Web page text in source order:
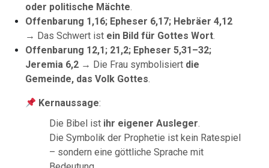
oder politische Mächte.
Offenbarung 1,16; Epheser 6,17; Hebräer 4,12
→ Das Schwert ist ein Bild für Gottes Wort.
Offenbarung 12,1; 21,2; Epheser 5,31–32;
Jeremia 6,2 → Die Frau symbolisiert die
Gemeinde, das Volk Gottes.
Kernaussage:
Die Bibel ist ihr eigener Ausleger.
Die Symbolik der Prophetie ist kein Ratespiel
– sondern eine göttliche Sprache mit